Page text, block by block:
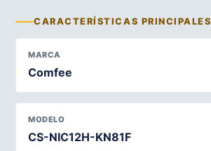
CARACTERÍSTICAS PRINCIPALES
MARCA
Comfee
MODELO
CS-NIC12H-KN81F